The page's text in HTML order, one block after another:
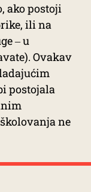
ako postoji
ili na
‒ u
Ovakav
postojala
ne